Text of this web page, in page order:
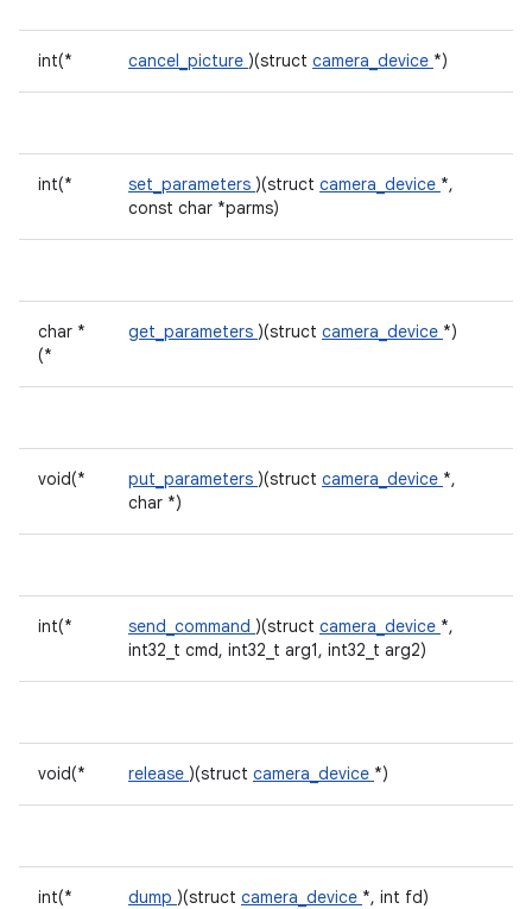
int(* cancel_picture )(struct camera_device *)
int(* set_parameters )(struct camera_device *,
const char *parms)
char *
(*
get_parameters )(struct camera_device *)
void(* put_parameters )(struct camera_device *,
char *)
int(* send_command )(struct camera_device *,
int32_t cmd, int32_t arg1, int32_t arg2)
void(* release )(struct camera_device *)
int(* dump )(struct camera_device *, int fd)